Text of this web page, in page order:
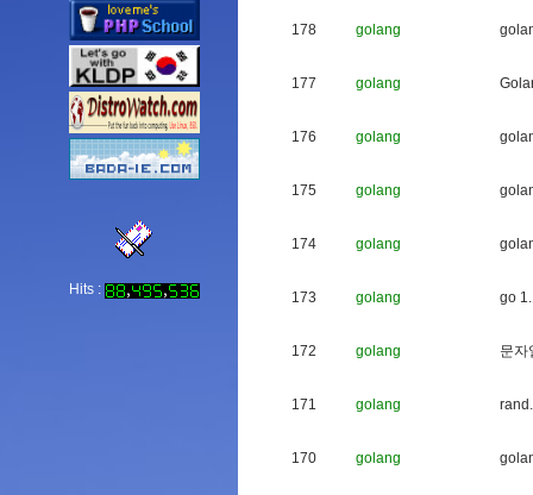
Hits :
178 golang go a
177 golang Go a
176 golang go a
175 golang go a
174 golang go a
173 golang go 1.
172 golang 문자
171 golang rand .
170 golang go a